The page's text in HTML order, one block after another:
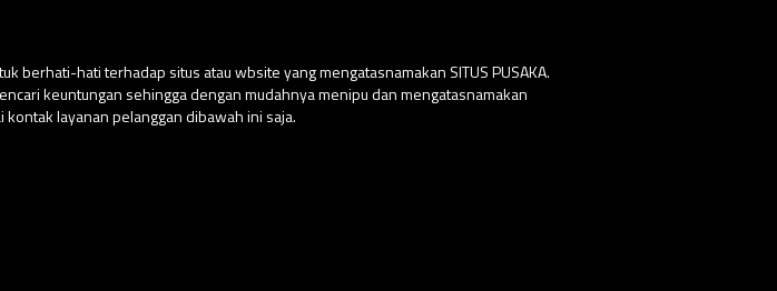
berhati-hati terhadap situs atau wbsite yang mengatasnamakan SITUS PUSAKA.
keuntungan sehingga dengan mudahnya menipu dan mengatasnamakan
kontak layanan pelanggan dibawah ini saja.